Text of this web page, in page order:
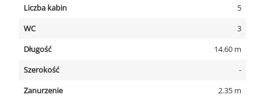
Liczba kabin
5
WC
3
Długość
14.60 m
Szerokość
-
Zanurzenie
2.35 m